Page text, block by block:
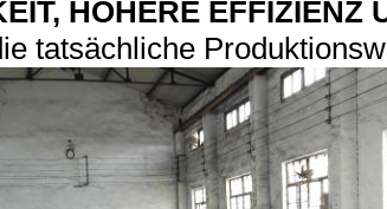
HÖHERE EFFIZIENZ
tatsächliche